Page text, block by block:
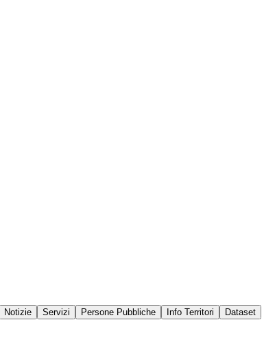
Notizie Servizi Persone Pubbliche Info Territori Dataset